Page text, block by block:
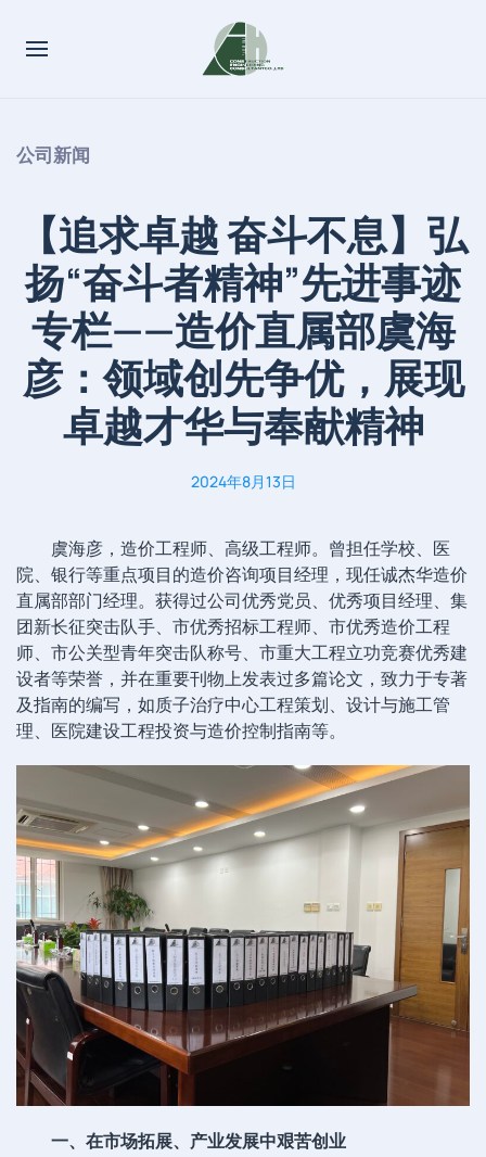
公司新闻
【追求卓越 奋斗不息】弘
扬“奋斗者精神”先进事迹
专栏——造价直属部虞海
彦：领域创先争优，展现
卓越才华与奉献精神
2024年8月13日
虞海彦，造价工程师、高级工程师。曾担任学校、医
院、银行等重点项目的造价咨询项目经理，现任诚杰华造价
直属部部门经理。获得过公司优秀党员、优秀项目经理、集
团新长征突击队手、市优秀招标工程师、市优秀造价工程
师、市公关型青年突击队称号、市重大工程立功竞赛优秀建
设者等荣誉，并在重要刊物上发表过多篇论文，致力于专著
及指南的编写，如质子治疗中心工程策划、设计与施工管
理、医院建设工程投资与造价控制指南等。
一、在市场拓展、产业发展中艰苦创业